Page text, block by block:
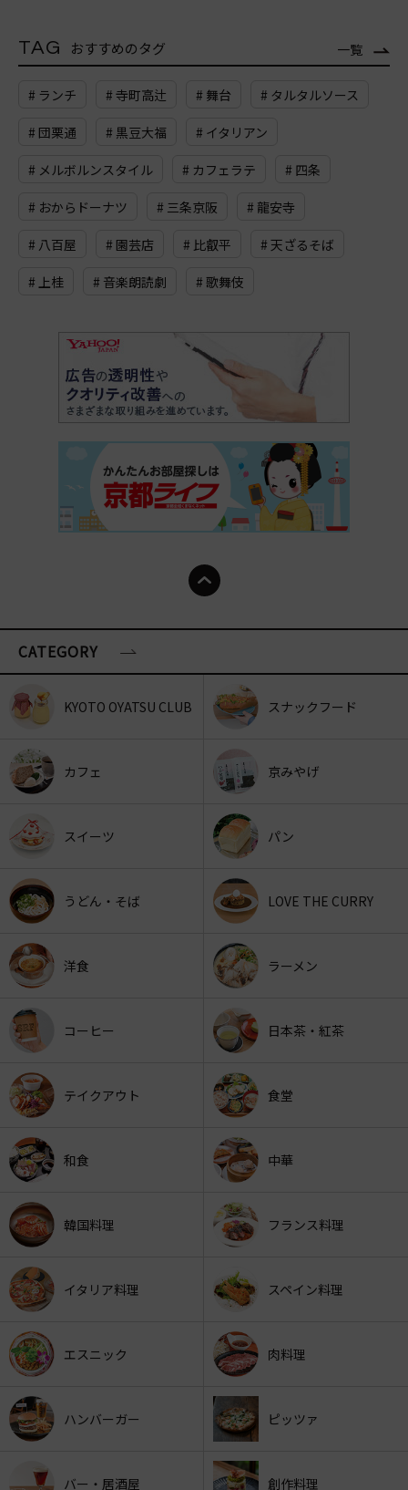
TAG おすすめのタグ 一覧
# ランチ # 寺町高辻 # 舞台 # タルタルソース
# 団栗通 # 黒豆大福 # イタリアン
# メルボルンスタイル # カフェラテ # 四条
# おからドーナツ # 三条京阪 # 龍安寺
# 八百屋 # 園芸店 # 比叡平 # 天ざるそば
# 上桂 # 音楽朗読劇 # 歌舞伎
CATEGORY
KYOTO OYATSU CLUB スナックフード
カフェ 京みやげ
スイーツ パン
うどん・そば LOVE THE CURRY
洋食 ラーメン
コーヒー 日本茶・紅茶
テイクアウト 食堂
和食 中華
韓国料理 フランス料理
イタリア料理 スペイン料理
エスニック 肉料理
ハンバーガー ピッツァ
バー・居酒屋 創作料理